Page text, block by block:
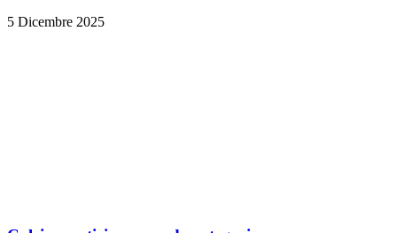
5 Dicembre 2025